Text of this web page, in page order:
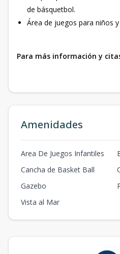
de básquetbol.
Área de juegos para niños
Para más información y
Amenidades
Area De Juegos Infantiles
Cancha de Basket Ball
Gazebo
Vista al Mar